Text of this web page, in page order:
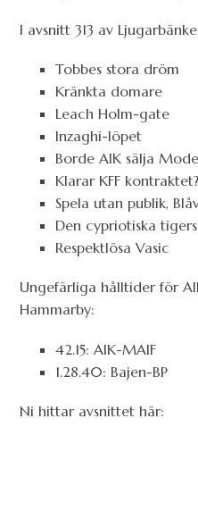
I avsnitt 313 av
Tobbes stora dröm
Kränkta domare
Leach Holm-gate
Inzaghi-löpet
Borde AIK sälja
Klarar KFF kontraktet?
Spela utan publik,
Den cypriotiska
Respektlösa Vasic
Ungefärliga hålltider för
Hammarby:
42.15: AIK-MAIF
1.28.40: Bajen-BP
Ni hittar avsnittet här: